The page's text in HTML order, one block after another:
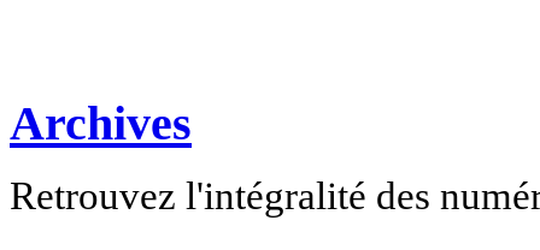
Archives
Retrouvez l'intégralité des